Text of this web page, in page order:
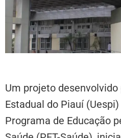
Um projeto
Estadual do Piauí
Programa de Educação